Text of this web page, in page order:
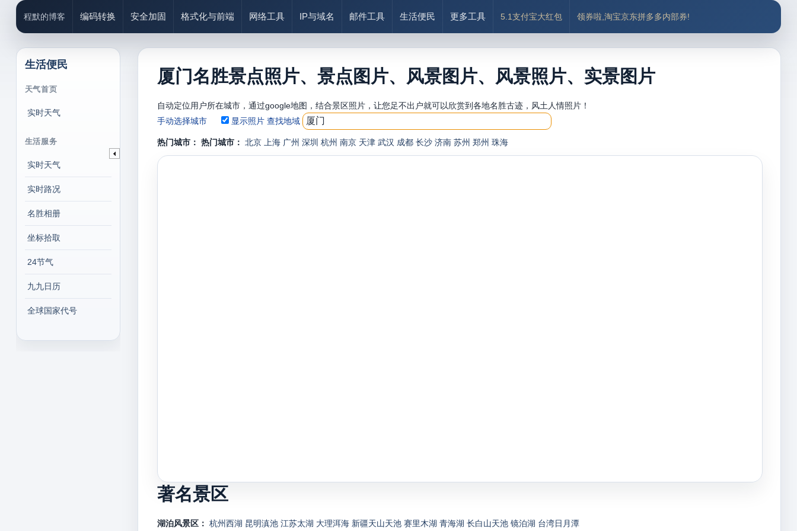
程默的博客 编码转换 安全加固 格式化与前端 网络工具 IP与域名 邮件工具 生活便民 更多工具 5.1支付宝大红包 领券啦,淘宝京东拼多多内部券!
生活便民
天气首页
实时天气
生活服务
实时天气
实时路况
名胜相册
坐标拾取
24节气
九九日历
全球国家代号
厦门名胜景点照片、景点图片、风景图片、风景照片、实景图片
自动定位用户所在城市，通过google地图，结合景区照片，让您足不出户就可以欣赏到各地名胜古迹，风土人情照片！
手动选择城市
显示照片 查找地域
热门城市： 热门城市： 北京 上海 广州 深圳 杭州 南京 天津 武汉 成都 长沙 济南 苏州 郑州 珠海
著名景区
湖泊风景区： 杭州西湖 昆明滇池 江苏太湖 大理洱海 新疆天山天池 赛里木湖 青海湖 长白山天池 镜泊湖 台湾日月潭